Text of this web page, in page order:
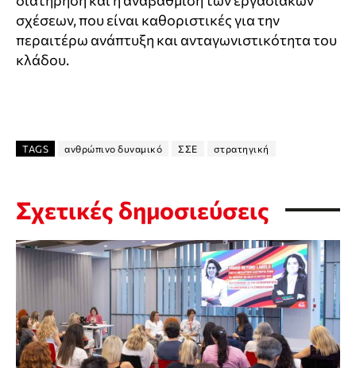
σχέσεων, που είναι καθοριστικές για την
περαιτέρω ανάπτυξη και ανταγωνιστικότητα του
κλάδου.
TAGS ανθρώπινο δυναμικό ΣΣΕ στρατηγική
Σχετικές δημοσιεύσεις